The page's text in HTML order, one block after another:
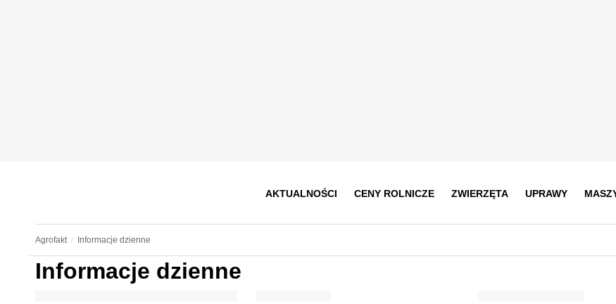
AKTUALNOŚCI CENY ROLNICZE ZWIERZĘTA UPRAWY
Agrofakt Informacje dzienne
Informacje dzienne